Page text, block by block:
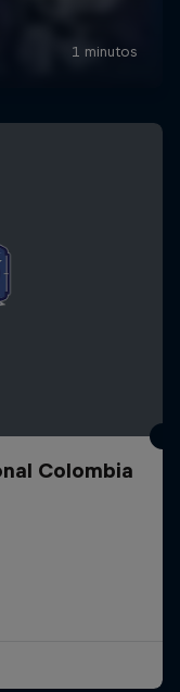
Colombia